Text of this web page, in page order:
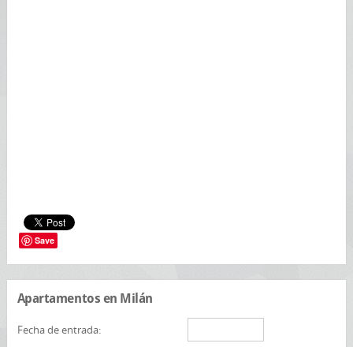
Save
Apartamentos en Milán
Fecha de entrada: